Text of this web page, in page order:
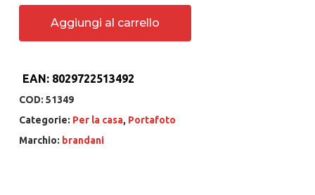
Aggiungi al carrello
EAN: 8029722513492
COD: 51349
Categorie: Per la casa, Portafoto
Marchio: brandani